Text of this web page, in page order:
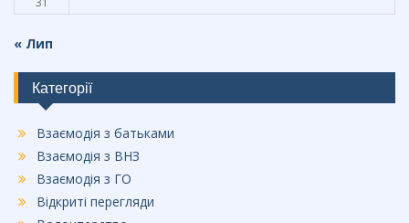
« Лип
Категорії
Взаємодія з батьками
Взаємодія з ВНЗ
Взаємодія з ГО
Відкриті перегляди